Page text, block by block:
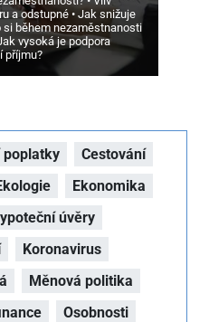
a odstupné
Jak snižuje
si během nezaměstnanosti
vysoká je podpora
příjmu?
poplatky
Cestování
Ekonomika
úvěry
Koronavirus
Měnová politika
Osobnosti